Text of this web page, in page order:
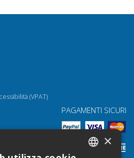
(VPAT)
PAGAMENTI SICURI
×